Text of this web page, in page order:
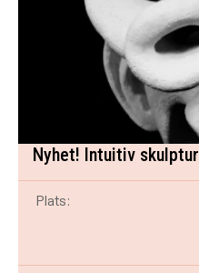
Nyhet! Intuitiv skulptur
Plats: